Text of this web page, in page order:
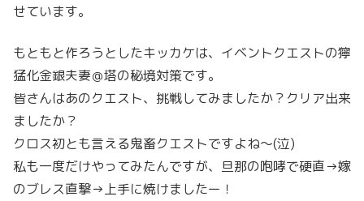
せています。
もともと作ろうとしたキッカケは、イベントクエストの獰
猛化金銀夫妻＠塔の秘境対策です。
皆さんはあのクエスト、挑戦してみましたか？クリア出来
ましたか？
クロス初とも言える鬼畜クエストですよね〜(泣)
私も一度だけやってみたんですが、旦那の咆哮で硬直→嫁
のブレス直撃→上手に焼けましたー！